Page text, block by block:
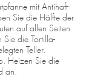
mit Antihaft-
Sie die Hälfte der
auf allen Seiten
die Tortilla-
Teller.
Heizen Sie die
an.